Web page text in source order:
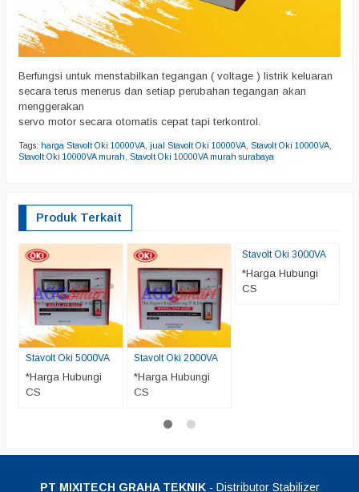
Berfungsi untuk menstabilkan tegangan ( voltage ) listrik keluaran
secara terus menerus dan setiap perubahan tegangan akan
menggerakan
servo motor secara otomatis cepat tapi terkontrol.
Tags: harga Stavolt Oki 10000VA jual Stavolt Oki 10000VA Stavolt Oki 10000VA
Stavolt Oki 10000VA murah Stavolt Oki 10000VA murah surabaya
Produk Terkait
Stavolt Oki 5000VA
*Harga Hubungi
CS
Stavolt Oki 2000VA
*Harga Hubungi
CS
Stavolt Oki 3000VA
*Harga Hubungi
CS
PT MIXITECH GRAHA TEKNIK- Distributor Stabilizer